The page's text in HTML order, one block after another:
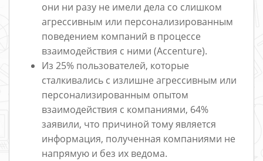
они ни разу не имели дела со слишком
агрессивным или персонализированным
поведением компаний в процессе
взаимодействия с ними (Accenture).
Из 25% пользователей, которые
сталкивались с излишне агрессивным или
персонализированным опытом
взаимодействия с компаниями, 64%
заявили, что причиной тому является
информация, полученная компаниями не
напрямую и без их ведома.